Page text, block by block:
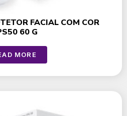
FACIAL COM COR
60 G
MORE